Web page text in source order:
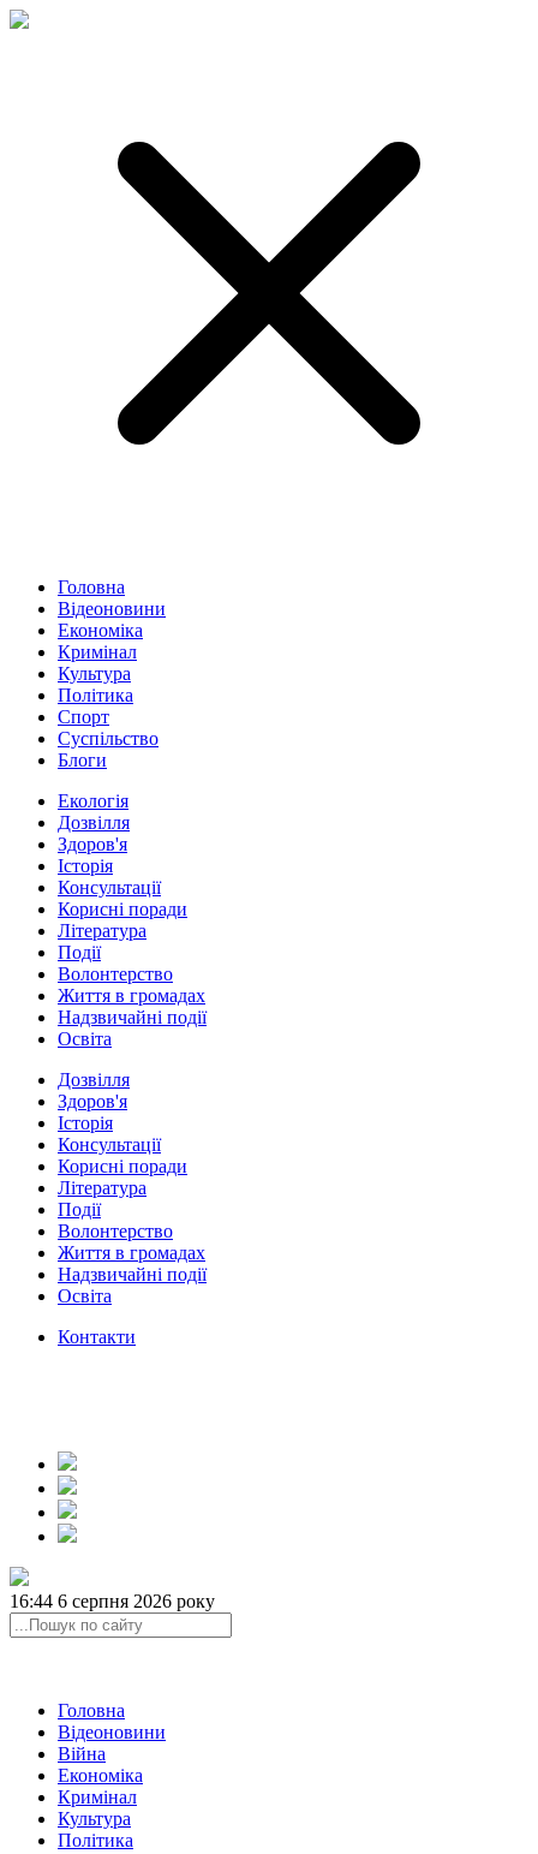
Головна
Відеоновини
Економіка
Кримінал
Культура
Політика
Спорт
Суспільство
Блоги
Екологія
Дозвілля
Здоров'я
Історія
Консультації
Корисні поради
Література
Події
Волонтерство
Життя в громадах
Надзвичайні події
Освіта
Дозвілля
Здоров'я
Історія
Консультації
Корисні поради
Література
Події
Волонтерство
Життя в громадах
Надзвичайні події
Освіта
Контакти
16:44 6 серпня 2026 року
Головна
Відеоновини
Війна
Економіка
Кримінал
Культура
Політика